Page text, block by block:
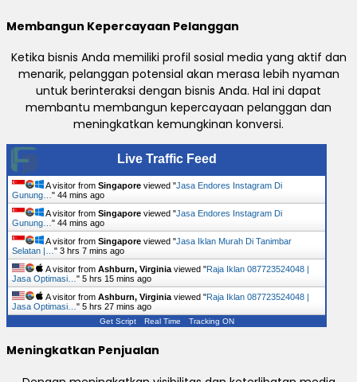
Membangun Kepercayaan Pelanggan
Ketika bisnis Anda memiliki profil sosial media yang aktif dan
menarik, pelanggan potensial akan merasa lebih nyaman
untuk berinteraksi dengan bisnis Anda. Hal ini dapat
membantu membangun kepercayaan pelanggan dan
meningkatkan kemungkinan konversi.
Live Traffic Feed
A visitor from Singapore viewed "Jasa Endores Instagram Di
Gunung… " 44 mins ago
A visitor from Singapore viewed "Jasa Endores Instagram Di
Gunung… " 44 mins ago
A visitor from Singapore viewed "Jasa Iklan Murah Di Tanimbar
Selatan |… " 3 hrs 7 mins ago
A visitor from Ashburn, Virginia viewed "Raja Iklan 087723524048 |
Jasa Optimasi… " 5 hrs 15 mins ago
A visitor from Ashburn, Virginia viewed "Raja Iklan 087723524048 |
Jasa Optimasi… " 5 hrs 27 mins ago
Get Script Real Time Tracking ON
Meningkatkan Penjualan